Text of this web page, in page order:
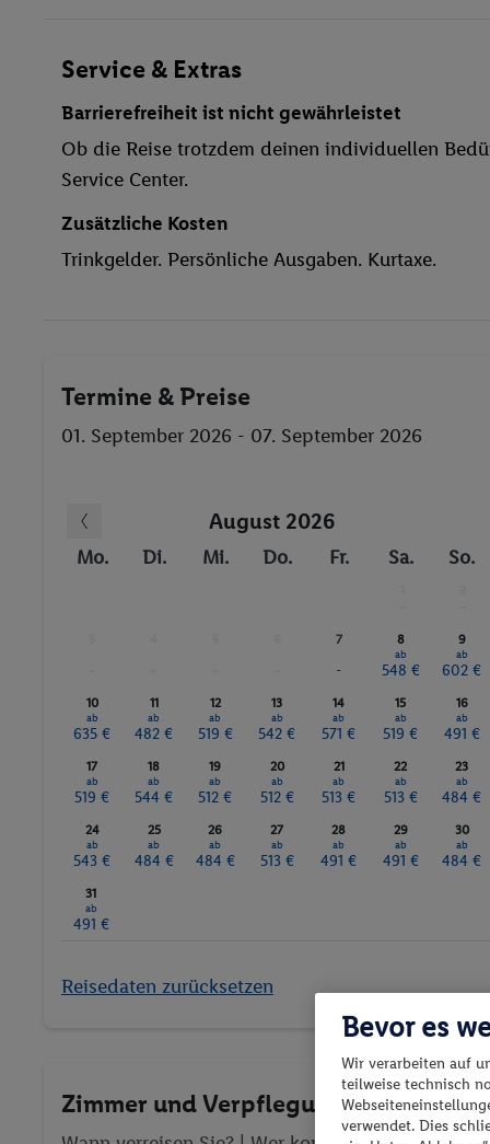
Bar
Pool- / Snackbar
Sonnenschirme
Billard / Snooker
Anzahl der Pools
Service & Extras
Barrierefreiheit ist nicht gewährleistet
Ob die Reise trotzdem deinen individuellen
Service Center.
Zusätzliche Kosten
Trinkgelder. Persönliche Ausgaben. Kurtaxe.
Termine & Preise
01. September 2026 - 07. September 2026
August 2026
Mo. Di. Mi. Do. Fr. Sa. So.
7
-
8
ab
548 €
9
ab
602 €
10
ab
635 €
11
ab
482 €
12
ab
519 €
13
ab
542 €
14
ab
571 €
15
ab
519 €
16
ab
491 €
17
ab
519 €
18
ab
544 €
19
ab
512 €
20
ab
512 €
21
ab
513 €
22
ab
513 €
23
ab
484 €
24
ab
543 €
25
ab
484 €
26
ab
484 €
27
ab
513 €
28
ab
491 €
29
ab
491 €
30
ab
484 €
31
ab
491 €
Reisedaten zurücksetzen
Zimmer und Verpflegung wählen
Bevor es
Wir verarbeiten auf
teilweise technisch
verwendet. Dies